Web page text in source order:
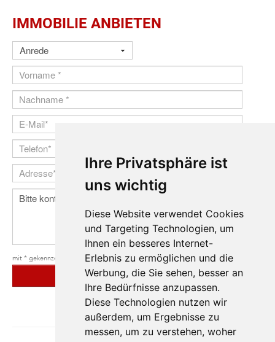
Ihre Privatsphäre ist
uns wichtig
Diese Website verwendet Cookies
und Targeting Technologien, um
Ihnen ein besseres Internet-
Erlebnis zu ermöglichen und die
Werbung, die Sie sehen, besser an
Ihre Bedürfnisse anzupassen.
Diese Technologien nutzen wir
außerdem, um Ergebnisse zu
messen, um zu verstehen, woher
IMMOBILIE ANBIETEN
mit * gekennzeichnete Felder sind Pflichtfelder
ABSENDEN